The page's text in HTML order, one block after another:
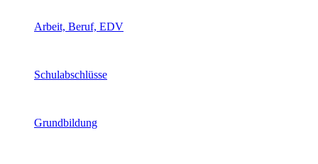
Arbeit, Beruf, EDV
Schulabschlüsse
Grundbildung